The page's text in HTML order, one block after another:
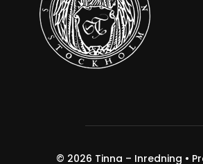
© 2026 Tinna – Inredning •